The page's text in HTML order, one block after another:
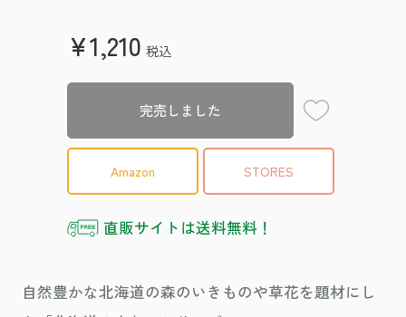
¥1,210 税込
完売しました
Amazon STORES
直販サイトは送料無料！
自然豊かな北海道の森のいきものや草花を題材にし